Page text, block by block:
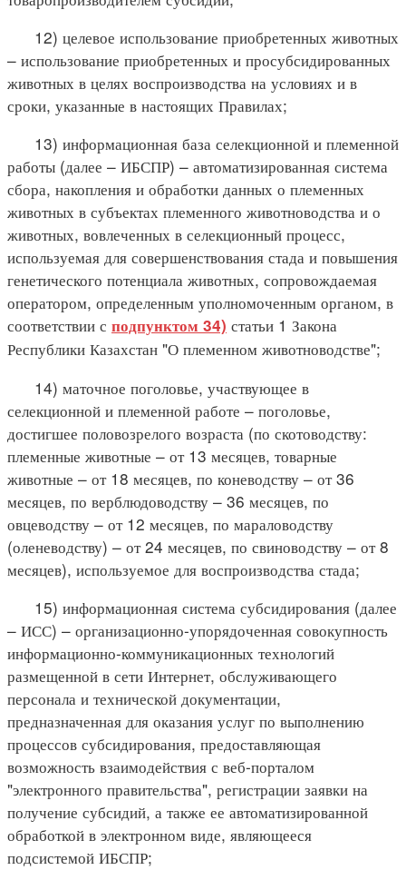
12) целевое использование приобретенных животных
– использование приобретенных и просубсидированных
животных в целях воспроизводства на условиях и в
сроки, указанные в настоящих Правилах;
13) информационная база селекционной и племенной
работы (далее – ИБСПР) – автоматизированная система
сбора, накопления и обработки данных о племенных
животных в субъектах племенного животноводства и о
животных, вовлеченных в селекционный процесс,
используемая для совершенствования стада и повышения
генетического потенциала животных, сопровождаемая
оператором, определенным уполномоченным органом, в
соответствии с подпунктом 34) статьи 1 Закона
Республики Казахстан "О племенном животноводстве";
14) маточное поголовье, участвующее в
селекционной и племенной работе – поголовье,
достигшее половозрелого возраста (по скотоводству:
племенные животные – от 13 месяцев, товарные
животные – от 18 месяцев, по коневодству – от 36
месяцев, по верблюдоводству – 36 месяцев, по
овцеводству – от 12 месяцев, по мараловодству
(оленеводству) – от 24 месяцев, по свиноводству – от 8
месяцев), используемое для воспроизводства стада;
15) информационная система субсидирования (далее
– ИСС) – организационно-упорядоченная совокупность
информационно-коммуникационных технологий
размещенной в сети Интернет, обслуживающего
персонала и технической документации,
предназначенная для оказания услуг по выполнению
процессов субсидирования, предоставляющая
возможность взаимодействия с веб-порталом
"электронного правительства", регистрации заявки на
получение субсидий, а также ее автоматизированной
обработкой в электронном виде, являющееся
подсистемой ИБСПР;